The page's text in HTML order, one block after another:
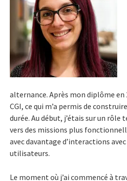
alternance. Après mon diplôme en
CGI, ce qui m’a permis de
durée. Au début, j’étais sur un rôle
vers des missions plus
avec davantage d’interactions
utilisateurs.
Le moment où j’ai commencé à